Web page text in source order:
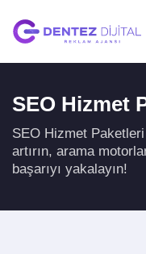
SEO Hizmet
SEO Hizmet
artırın, arama
başarıyı yakalayın!